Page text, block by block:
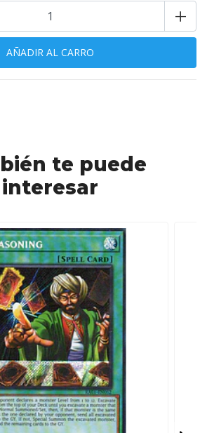
+
te puede
interesar